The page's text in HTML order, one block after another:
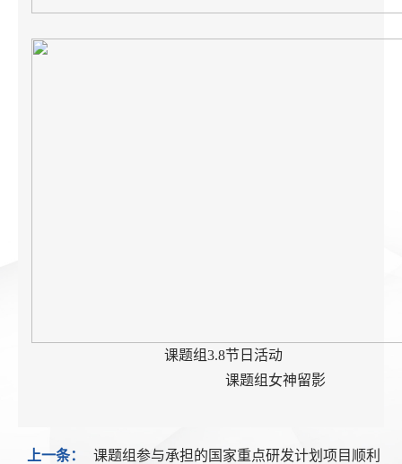
课题组3.8节日活动
课题组女神留影
上一条：
课题组参与承担的国家重点研发计划项目顺利